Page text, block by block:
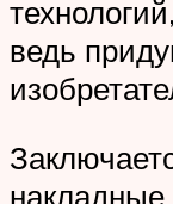
ведь